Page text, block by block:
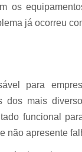
os
já ocorreu
para
dos mais
funcional
não apresente